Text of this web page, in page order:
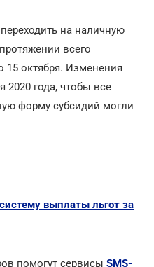
на наличную
всего
15 октября. Изменения
2020 года, чтобы все
форму субсидий могли
выплаты льгот за
помогут сервисы SMS-